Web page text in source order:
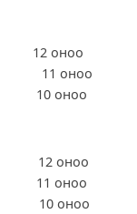
12 оноо
11 оноо
10 оноо
12 оноо
11 оноо
10 оноо